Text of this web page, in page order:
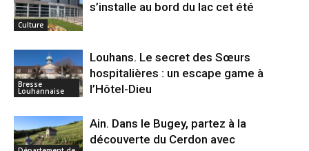
Culture
s’installe au bord du lac cet été
Bresse
Louhannaise
Louhans. Le secret des Sœurs
hospitalières : un escape game à
l’Hôtel-Dieu
Ain. Dans le Bugey, partez à la
découverte du Cerdon avec